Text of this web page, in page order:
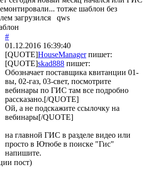
тотже шаблон без
загрузился qws
#
01.12.2016 16:39:40
[QUOTE]HouseManagerпишет:
[QUOTE]skad888 пишет:
Обозначает поставщика квитанции 01-
вы, 02-газ, 03-свет, посмотрите
вебинары по ГИС там все подробно
рассказано.[/QUOTE]
Ой, а не подскажите ссылочку на
вебинары[/QUOTE]
на главной ГИС в разделе видео или
просто в Ютюбе в поиске "Гис"
напишите.
пост)